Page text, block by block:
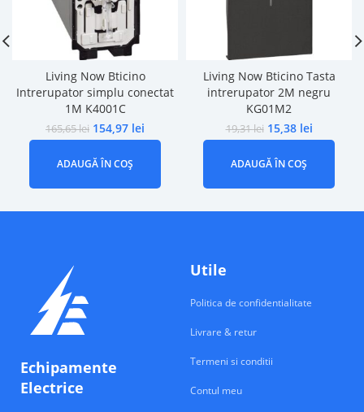
Living Now Bticino
Intrerupator simplu conectat
1M K4001C
165,65lei 154,97 lei
ADAUGĂ ÎN COȘ
Living Now Bticino Tasta
intrerupator 2M negru
KG01M2
19,31lei 15,38 lei
ADAUGĂ ÎN COȘ
Echipamente
Electrice
Utile
Politica de confidentialitate
Livrare & retur
Termeni si conditii
Contul meu